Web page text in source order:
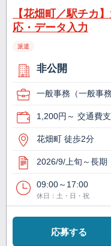
【花畑町／駅チカ
応・データ入力
派遣
非公開
一般事務（一般事
1,200円～ 交通費
花畑町 徒歩2分
2026/9/上旬～長期
09:00～17:00
休日：土・日・祝
応募する